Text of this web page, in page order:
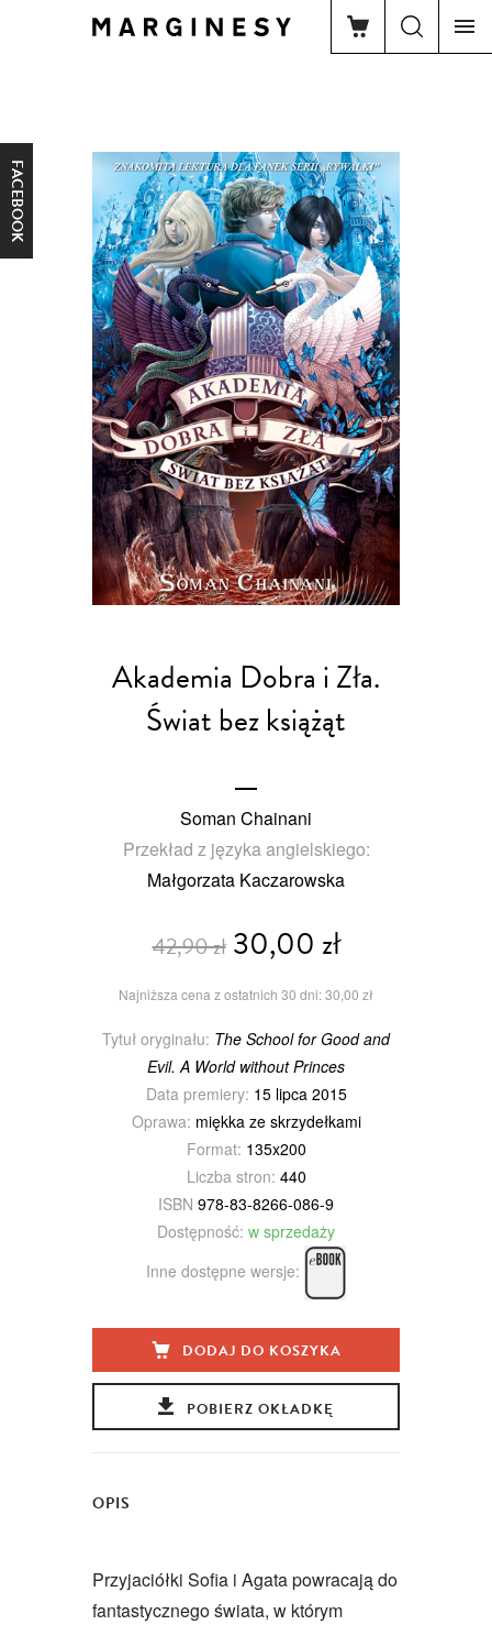
FACEBOOK
Akademia Dobra i Zła.
Świat bez książąt
Soman Chainani
Przekład z języka angielskiego:
Małgorzata Kaczarowska
42,90 zł30,00 zł
Najniższa cena z ostatnich 30 dni: 30,00 zł
Tytuł oryginału: The School for Good and
Evil. A World without Princes
Data premiery: 15 lipca 2015
Oprawa: miękka ze skrzydełkami
Format: 135x200
Liczba stron: 440
ISBN 978-83-8266-086-9
Dostępność: w sprzedaży
Inne dostępne wersje:
DODAJ DO KOSZYKA
POBIERZ OKŁADKĘ
OPIS
Przyjaciółki Sofia i Agata powracają do
fantastycznego świata, w którym